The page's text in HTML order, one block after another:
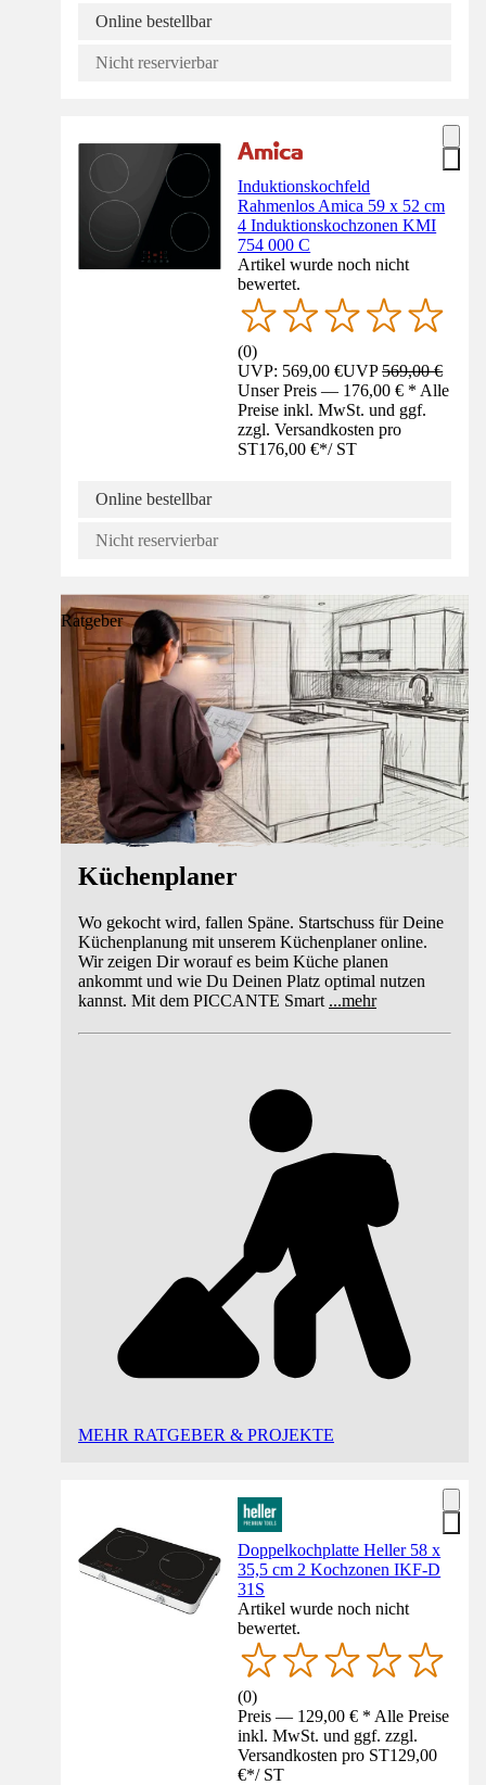
Online bestellbar
Nicht reservierbar
Induktionskochfeld
Rahmenlos Amica 59 x 52 cm
4 Induktionskochzonen KMI
754 000 C
Artikel wurde noch nicht
bewertet.
(0)
UVP: 569,00 €UVP569,00 €
Unser Preis — 176,00 € * Alle
Preise inkl. MwSt. und ggf.
zzgl. Versandkosten pro
ST176,00 €*/ ST
Online bestellbar
Nicht reservierbar
Ratgeber
Küchenplaner
Wo gekocht wird, fallen Späne. Startschuss für Deine
Küchenplanung mit unserem Küchenplaner online.
Wir zeigen Dir worauf es beim Küche planen
ankommt und wie Du Deinen Platz optimal nutzen
kannst. Mit dem PICCANTE Smart ...mehr
MEHR RATGEBER & PROJEKTE
Doppelkochplatte Heller 58 x
35,5 cm 2 Kochzonen IKF-D
31S
Artikel wurde noch nicht
bewertet.
(0)
Preis — 129,00 € * Alle Preise
inkl. MwSt. und ggf. zzgl.
Versandkosten pro ST129,00
€*/ ST